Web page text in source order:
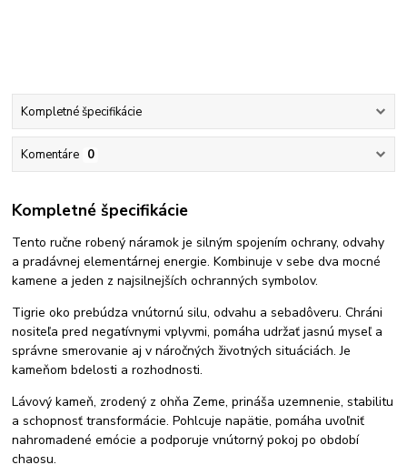
Kompletné špecifikácie
Komentáre 0
Kompletné špecifikácie
Tento ručne robený náramok je silným spojením ochrany, odvahy
a pradávnej elementárnej energie. Kombinuje v sebe dva mocné
kamene a jeden z najsilnejších ochranných symbolov.
Tigrie oko prebúdza vnútornú silu, odvahu a sebadôveru. Chráni
nositeľa pred negatívnymi vplyvmi, pomáha udržať jasnú myseľ a
správne smerovanie aj v náročných životných situáciách. Je
kameňom bdelosti a rozhodnosti.
Lávový kameň, zrodený z ohňa Zeme, prináša uzemnenie, stabilitu
a schopnosť transformácie. Pohlcuje napätie, pomáha uvoľniť
nahromadené emócie a podporuje vnútorný pokoj po období
chaosu.